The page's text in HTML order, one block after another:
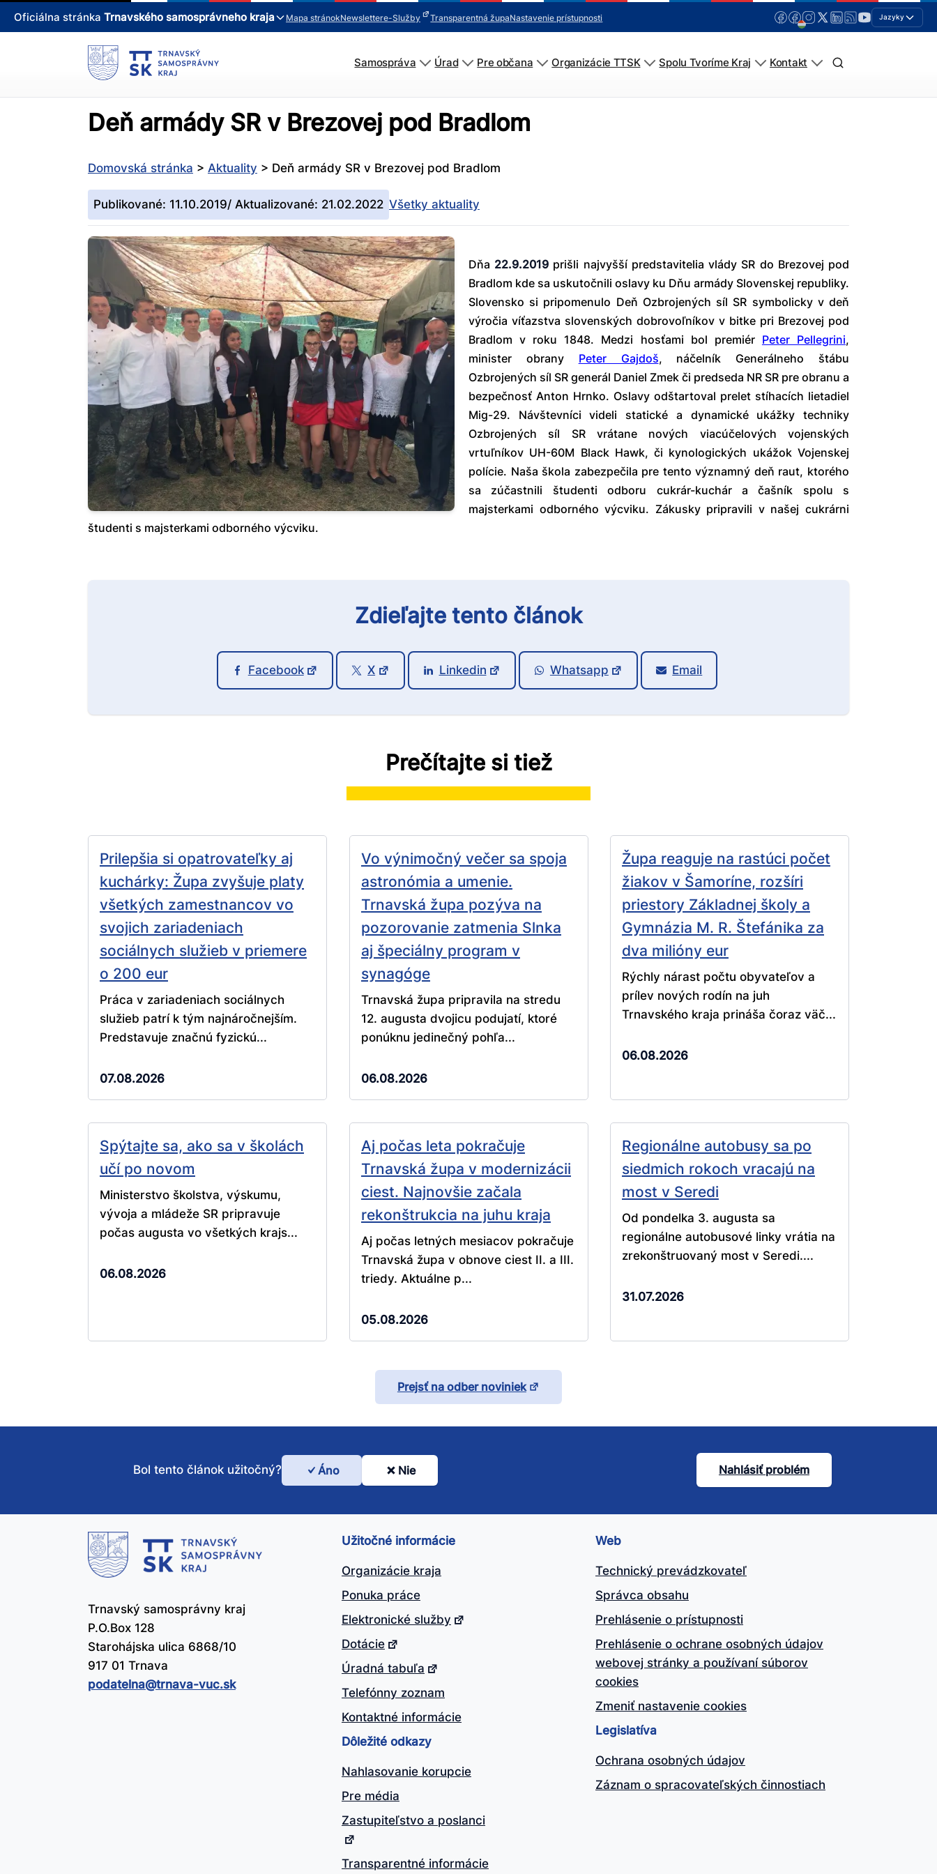
Oficiálna stránka Trnavského samosprávneho kraja Mapa stránokNewslettere-Služby Transparentná župaNastavenie prístupnosti Jazyky
Samospráva Úrad Pre občana Organizácie TTSK Spolu Tvoríme Kraj Kontakt
Deň armády SR v Brezovej pod Bradlom
Domovská stránka > Aktuality > Deň armády SR v Brezovej pod Bradlom
Publikované: 11.10.2019/ Aktualizované: 21.02.2022 Všetky aktuality
Dňa 22.9.2019 prišli najvyšší predstavitelia vlády SR do Brezovej pod
Bradlom kde sa uskutočnili oslavy ku Dňu armády Slovenskej republiky.
Slovensko si pripomenulo Deň Ozbrojených síl SR symbolicky v deň
výročia víťazstva slovenských dobrovoľníkov v bitke pri Brezovej pod
Bradlom v roku 1848. Medzi hosťami bol premiér Peter Pellegrini,
minister obrany Peter Gajdoš, náčelník Generálneho štábu
Ozbrojených síl SR generál Daniel Zmek či predseda NR SR pre obranu a
bezpečnosť Anton Hrnko. Oslavy odštartoval prelet stíhacích lietadiel
Mig-29. Návštevníci videli statické a dynamické ukážky techniky
Ozbrojených síl SR vrátane nových viacúčelových vojenských
vrtuľníkov UH-60M Black Hawk, či kynologických ukážok Vojenskej
polície. Naša škola zabezpečila pre tento významný deň raut, ktorého
sa zúčastnili študenti odboru cukrár-kuchár a čašník spolu s
majsterkami odborného výcviku. Zákusky pripravili v našej cukrárni
študenti s majsterkami odborného výcviku.
Zdieľajte tento článok
Facebook X Linkedin Whatsapp Email
Prečítajte si tiež
Prilepšia si opatrovateľky aj
kuchárky: Župa zvyšuje platy
všetkých zamestnancov vo
svojich zariadeniach
sociálnych služieb v priemere
o 200 eur
Práca v zariadeniach sociálnych
služieb patrí k tým najnáročnejším.
Predstavuje značnú fyzickú...
07.08.2026
Vo výnimočný večer sa spoja
astronómia a umenie.
Trnavská župa pozýva na
pozorovanie zatmenia Slnka
aj špeciálny program v
synagóge
Trnavská župa pripravila na stredu
12. augusta dvojicu podujatí, ktoré
ponúknu jedinečný pohľa...
06.08.2026
Župa reaguje na rastúci počet
žiakov v Šamoríne, rozšíri
priestory Základnej školy a
Gymnázia M. R. Štefánika za
dva milióny eur
Rýchly nárast počtu obyvateľov a
prílev nových rodín na juh
Trnavského kraja prináša čoraz väč...
06.08.2026
Spýtajte sa, ako sa v školách
učí po novom
Ministerstvo školstva, výskumu,
vývoja a mládeže SR pripravuje
počas augusta vo všetkých krajs...
06.08.2026
Aj počas leta pokračuje
Trnavská župa v modernizácii
ciest. Najnovšie začala
rekonštrukcia na juhu kraja
Aj počas letných mesiacov pokračuje
Trnavská župa v obnove ciest II. a III.
triedy. Aktuálne p...
05.08.2026
Regionálne autobusy sa po
siedmich rokoch vracajú na
most v Seredi
Od pondelka 3. augusta sa
regionálne autobusové linky vrátia na
zrekonštruovaný most v Seredi....
31.07.2026
Prejsť na odber noviniek
Bol
tento
článok
užitočný?
Bol tento článok užitočný? Áno Nie Nahlásiť problém
Trnavský samosprávny kraj
P.O.Box 128
Starohájska ulica 6868/10
917 01 Trnava
podatelna@​trnava-vuc.sk
Užitočné informácie
Organizácie kraja
Ponuka práce
Elektronické služby
Dotácie
Úradná tabuľa
Telefónny zoznam
Kontaktné informácie
Dôležité odkazy
Nahlasovanie korupcie
Pre média
Zastupiteľstvo a poslanci
Transparentné informácie
Web
Technický prevádzkovateľ
Správca obsahu
Prehlásenie o prístupnosti
Prehlásenie o ochrane osobných údajov
webovej stránky a používaní súborov
cookies
Zmeniť nastavenie cookies
Legislatíva
Ochrana osobných údajov
Záznam o spracovateľských činnostiach